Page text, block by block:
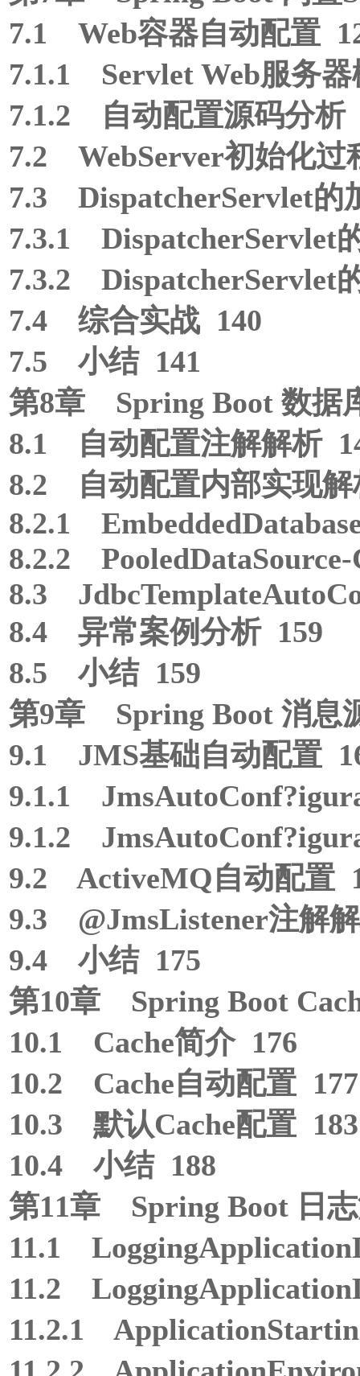
7.1 Web容器自动配置
7.1.1 Servlet Web服务
7.1.2 自动配置源码分析
7.2 WebServer初始化过
7.3 DispatcherServlet的
7.3.1 DispatcherServlet
7.3.2 DispatcherServlet
7.4 综合实战 140
7.5 小结 141
第8章 Spring Boot 数据
8.1 自动配置注解解析
8.2 自动配置内部实现解
8.2.1
8.2.2
8.3
8.4 异常案例分析 159
8.5 小结 159
第9章 Spring Boot 消息
9.1 JMS基础自动配置
9.1.1
9.1.2
9.2 ActiveMQ自动配置
9.3 @JmsListener注解
9.4 小结 175
第10章 Spring Boot
10.1 Cache简介 176
10.2 Cache自动配置 177
10.3 默认Cache配置 183
10.4 小结 188
第11章 Spring Boot 日志
11.1
11.2
11.2.1